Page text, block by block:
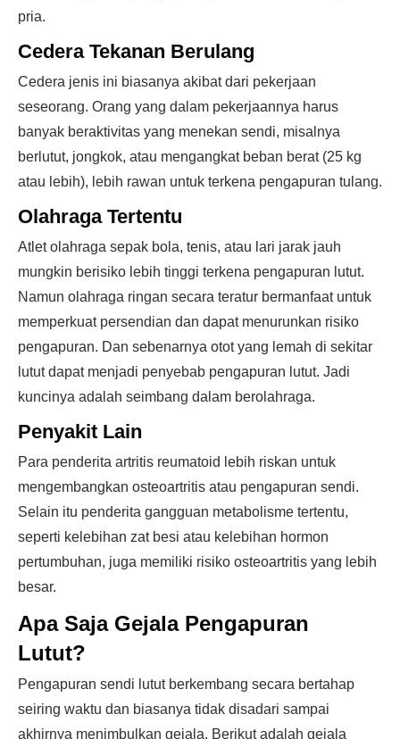
pria.
Cedera Tekanan Berulang
Cedera jenis ini biasanya akibat dari pekerjaan
seseorang. Orang yang dalam pekerjaannya harus
banyak beraktivitas yang menekan sendi, misalnya
berlutut, jongkok, atau mengangkat beban berat (25 kg
atau lebih), lebih rawan untuk terkena pengapuran tulang.
Olahraga Tertentu
Atlet olahraga sepak bola, tenis, atau lari jarak jauh
mungkin berisiko lebih tinggi terkena pengapuran lutut.
Namun olahraga ringan secara teratur bermanfaat untuk
memperkuat persendian dan dapat menurunkan risiko
pengapuran. Dan sebenarnya otot yang lemah di sekitar
lutut dapat menjadi penyebab pengapuran lutut. Jadi
kuncinya adalah seimbang dalam berolahraga.
Penyakit Lain
Para penderita artritis reumatoid lebih riskan untuk
mengembangkan osteoartritis atau pengapuran sendi.
Selain itu penderita gangguan metabolisme tertentu,
seperti kelebihan zat besi atau kelebihan hormon
pertumbuhan, juga memiliki risiko osteoartritis yang lebih
besar.
Apa Saja Gejala Pengapuran
Lutut?
Pengapuran sendi lutut berkembang secara bertahap
seiring waktu dan biasanya tidak disadari sampai
akhirnya menimbulkan gejala. Berikut adalah gejala